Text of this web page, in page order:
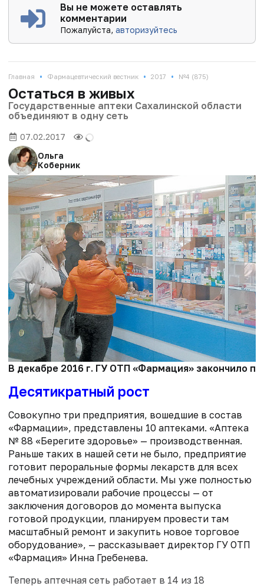
Вы не можете оставлять
комментарии
Пожалуйста,авторизуйтесь
Главная • Фармацевтический вестник • 2017 • №4 (875)
Остаться в живых
Государственные аптеки Сахалинской области
объединяют в одну сеть
07.02.2017
Ольга
Коберник
В декабре 2016 г. ГУ ОТП «Фармация» закончило
Десятикратный рост
Совокупно три предприятия, вошедшие в состав
«Фармации», представлены 10 аптеками. «Аптека
№ 88 «Берегите здоровье» — производственная.
Раньше таких в нашей сети не было, предприятие
готовит пероральные формы лекарств для всех
лечебных учреждений области. Мы уже полностью
автоматизировали рабочие процессы — от
заключения договоров до момента выпуска
готовой продукции, планируем провести там
масштабный ремонт и закупить новое торговое
оборудование», — рассказывает директор ГУ ОТП
«Фармация» Инна Гребенева.
Теперь аптечная сеть работает в 14 из 18